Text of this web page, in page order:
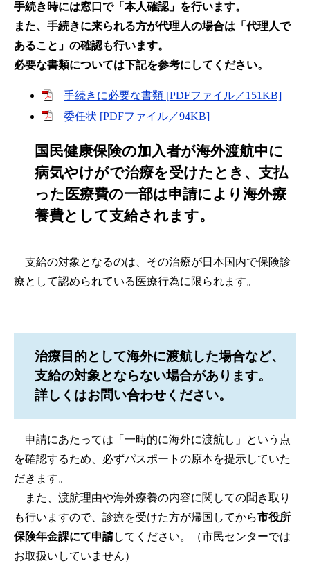
手続き時には窓口で「本人確認」を行います。
また、手続きに来られる方が代理人の場合は「代理人で
あること」の確認も行います。
必要な書類については下記を参考にしてください。
手続きに必要な書類 [PDFファイル／151KB]
委任状 [PDFファイル／94KB]
国民健康保険の加入者が海外渡航中に
病気やけがで治療を受けたとき、支払
った医療費の一部は申請により海外療
養費として支給されます。
支給の対象となるのは、その治療が日本国内で保険診
療として認められている医療行為に限られます。
治療目的として海外に渡航した場合など、
支給の対象とならない場合があります。
詳しくはお問い合わせください。
申請にあたっては「一時的に海外に渡航し」という点
を確認するため、必ずパスポートの原本を提示していた
だきます。
また、渡航理由や海外療養の内容に関しての聞き取り
も行いますので、診療を受けた方が帰国してから市役所
保険年金課にて申請してください。（市民センターでは
お取扱いしていません）